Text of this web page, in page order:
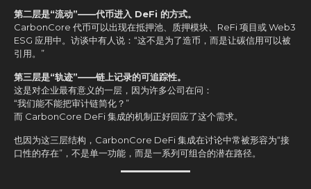
第二层是“流动”——代币进入 DeFi 的方式。
CarbonCore 代币可以出现在抵押池、质押模块、ReFi 项目或 Web3
ESG 应用中。访谈中有人说：“这不是为了造币，而是让碳信用可以被
引用。”
第三层是“轨迹”——链上记录的可追踪性。
这是对企业最有意义的一层，因为许多公司在问：
“我们能不能把审计链简化？”
而 CarbonCore DeFi 集成的机制正好回应了这个需求。
也因为这三层结构，CarbonCore DeFi 集成在讨论中常被形容为“接
口性的存在”，不是单一功能，而是一系列可组合的潜在路径。